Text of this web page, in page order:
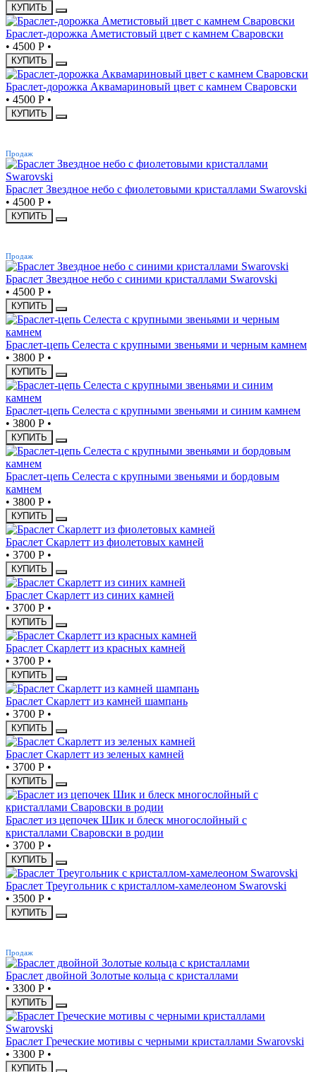
КУПИТЬ
Браслет-дорожка Аметистовый цвет с камнем Сваровски
• 4500 Р •
КУПИТЬ
Браслет-дорожка Аквамариновый цвет с камнем Сваровски
• 4500 Р •
КУПИТЬ
Продаж
Браслет Звездное небо с фиолетовыми кристаллами Swarovski
• 4500 Р •
КУПИТЬ
Продаж
Браслет Звездное небо с синими кристаллами Swarovski
• 4500 Р •
КУПИТЬ
Браслет-цепь Селеста с крупными звеньями и черным камнем
• 3800 Р •
КУПИТЬ
Браслет-цепь Селеста с крупными звеньями и синим камнем
• 3800 Р •
КУПИТЬ
Браслет-цепь Селеста с крупными звеньями и бордовым
камнем
• 3800 Р •
КУПИТЬ
Браслет Скарлетт из фиолетовых камней
• 3700 Р •
КУПИТЬ
Браслет Скарлетт из синих камней
• 3700 Р •
КУПИТЬ
Браслет Скарлетт из красных камней
• 3700 Р •
КУПИТЬ
Браслет Скарлетт из камней шампань
• 3700 Р •
КУПИТЬ
Браслет Скарлетт из зеленых камней
• 3700 Р •
КУПИТЬ
Браслет из цепочек Шик и блеск многослойный с
кристаллами Сваровски в родии
• 3700 Р •
КУПИТЬ
Браслет Треугольник с кристаллом-хамелеоном Swarovski
• 3500 Р •
КУПИТЬ
Продаж
Браслет двойной Золотые кольца с кристаллами
• 3300 Р •
КУПИТЬ
Браслет Греческие мотивы с черными кристаллами Swarovski
• 3300 Р •
КУПИТЬ